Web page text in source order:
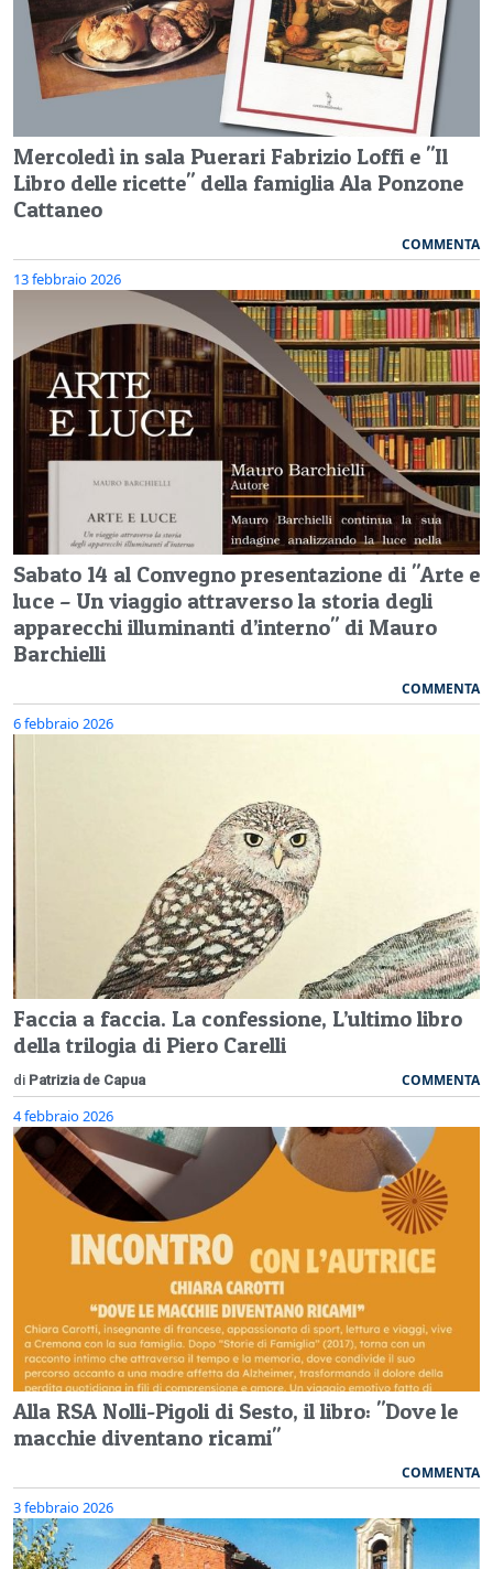
Mercoledì in sala Puerari Fabrizio Loffi e "Il
Libro delle ricette" della famiglia Ala Ponzone
Cattaneo
COMMENTA
13 febbraio 2026
Sabato 14 al Convegno presentazione di "Arte e
luce – Un viaggio attraverso la storia degli
apparecchi illuminanti d’interno" di Mauro
Barchielli
COMMENTA
6 febbraio 2026
Faccia a faccia. La confessione, L’ultimo libro
della trilogia di Piero Carelli
di Patrizia de Capua COMMENTA
4 febbraio 2026
Alla RSA Nolli-Pigoli di Sesto, il libro: "Dove le
macchie diventano ricami"
COMMENTA
3 febbraio 2026